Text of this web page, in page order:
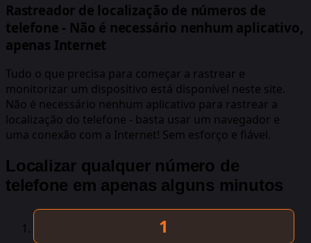
Rastreador de localização de números de
telefone - Não é necessário nenhum aplicativo,
apenas Internet
Tudo o que precisa para começar a rastrear e
monitorizar um dispositivo está disponível neste site.
Não é necessário nenhum aplicativo para rastrear a
localização do telefone - basta usar um navegador e
uma conexão com a Internet! Sem esforço e fiável.
Localizar qualquer número de
telefone em apenas alguns minutos